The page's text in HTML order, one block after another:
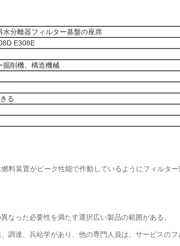
分離器フィルター基盤の座席
E308E
掘削機、構造機械
る
料装置がピーク性能で作動しているようにフィルタ
なった必要性を満たす選択広い製品の範囲がある。
調達、兵站学があり、他の専門人員は、サービスのフ